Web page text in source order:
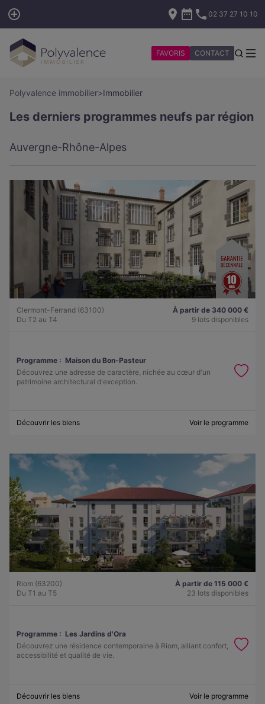
02 37 27 10 10
FAVORIS CONTACT
Polyvalence immobilier>Immobilier
Les derniers programmes neufs par région
Auvergne-Rhône-Alpes
Clermont-Ferrand (63100)
Du T2 au T4
À partir de 340 000 €
9 lots disponibles
Programme : Maison du Bon-Pasteur
Découvrez une adresse de caractère, nichée au cœur d'un
patrimoine architectural d'exception.
Découvrir les biens Voir le programme
Riom (63200)
Du T1 au T5
À partir de 115 000 €
23 lots disponibles
Programme : Les Jardins d'Ora
Découvrez une résidence contemporaine à Riom, alliant confort,
accessibilité et qualité de vie.
Découvrir les biens Voir le programme